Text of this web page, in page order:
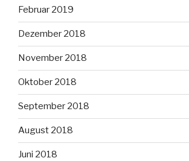
Februar 2019
Dezember 2018
November 2018
Oktober 2018
September 2018
August 2018
Juni 2018